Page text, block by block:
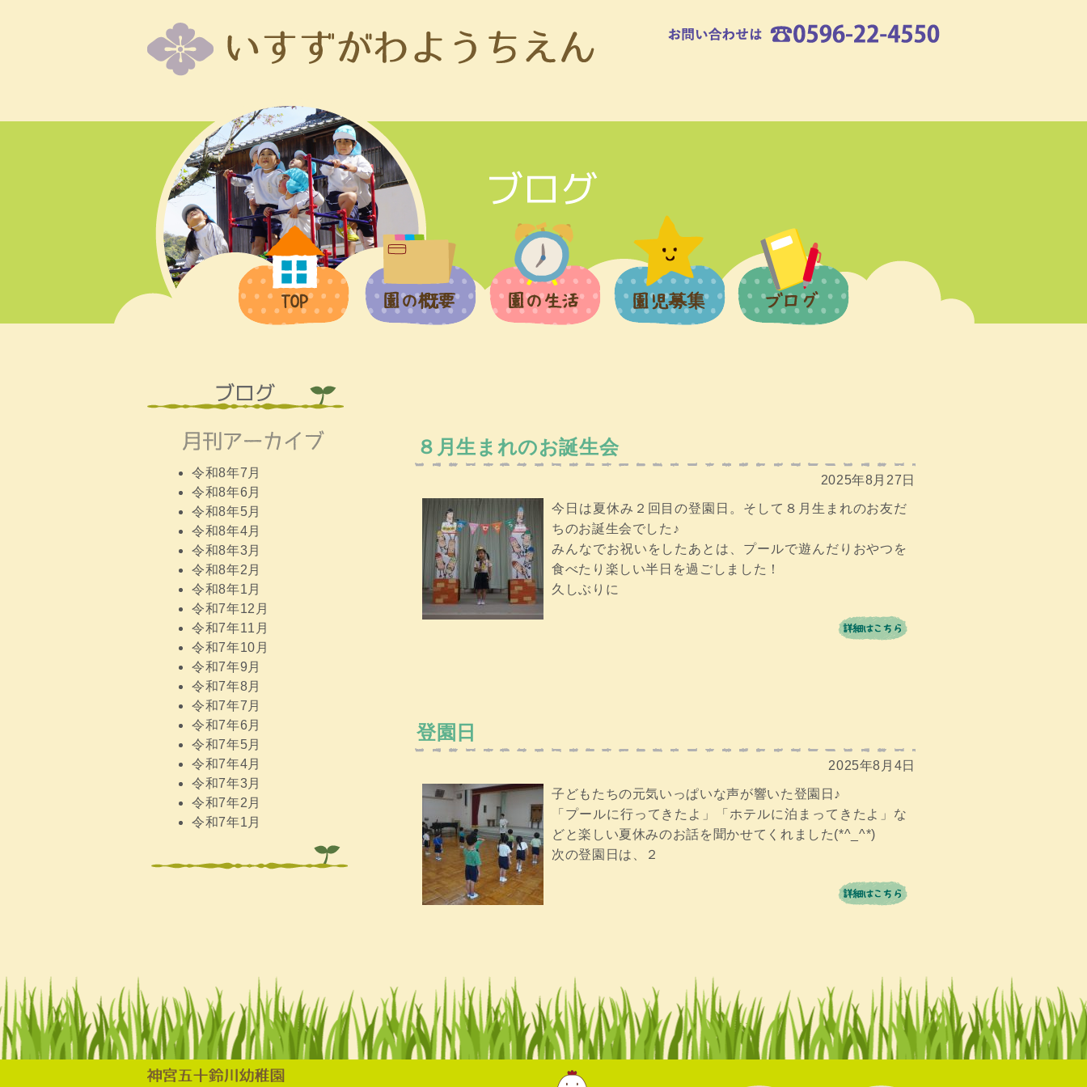
令和8年7月
令和8年6月
令和8年5月
令和8年4月
令和8年3月
令和8年2月
令和8年1月
令和7年12月
令和7年11月
令和7年10月
令和7年9月
令和7年8月
令和7年7月
令和7年6月
令和7年5月
令和7年4月
令和7年3月
令和7年2月
令和7年1月
８月生まれのお誕生会
2025年8月27日
今日は夏休み２回目の登園日。そして８月生まれのお友だ
ちのお誕生会でした♪
みんなでお祝いをしたあとは、プールで遊んだりおやつを
食べたり楽しい半日を過ごしました！
久しぶりに
登園日
2025年8月4日
子どもたちの元気いっぱいな声が響いた登園日♪
「プールに行ってきたよ」「ホテルに泊まってきたよ」な
どと楽しい夏休みのお話を聞かせてくれました(*^_^*)
次の登園日は、２